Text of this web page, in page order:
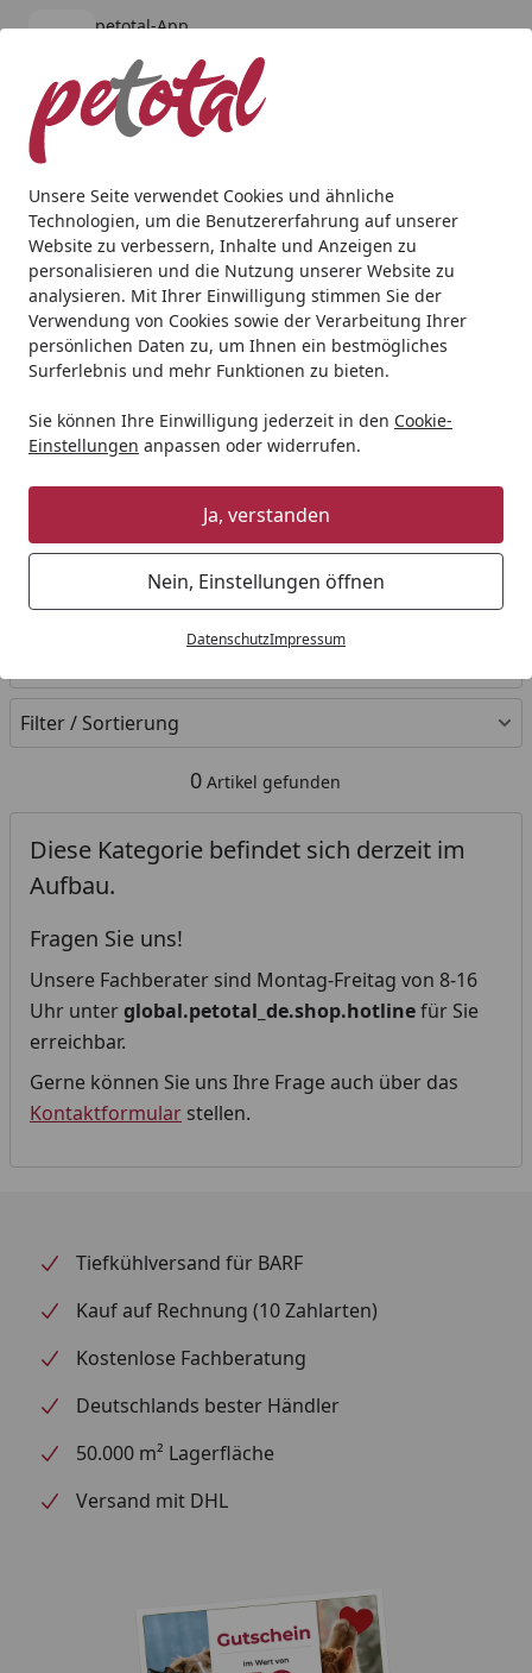
Unsere Seite verwendet Cookies und ähnliche
Technologien, um die Benutzererfahrung auf unserer
Website zu verbessern, Inhalte und Anzeigen zu
personalisieren und die Nutzung unserer Website zu
analysieren. Mit Ihrer Einwilligung stimmen Sie der
Verwendung von Cookies sowie der Verarbeitung Ihrer
persönlichen Daten zu, um Ihnen ein bestmögliches
Surferlebnis und mehr Funktionen zu bieten.
Sie können Ihre Einwilligung jederzeit in den Cookie-
Einstellungen anpassen oder widerrufen.
Ja, verstanden
Nein, Einstellungen öffnen
DatenschutzImpressum
petotal-App
kostenlos - Im App Store
Alle Produkte
Mein Konto
Suchen
Crave
Startseite
Katzennassfutter Crave
Ihre Artikelübersicht
Filter / Sortierung
0 Artikel gefunden
Diese Kategorie befindet sich derzeit im
Aufbau.
Fragen Sie uns!
Unsere Fachberater sind Montag-Freitag von 8-16
Uhr unterglobal.petotal_de.shop.hotlinefür Sie
erreichbar.
Gerne können Sie uns Ihre Frage auch über das
Kontaktformular stellen.
Tiefkühlversand für BARF
Kauf auf Rechnung (10 Zahlarten)
Kostenlose Fachberatung
Deutschlands bester Händler
50.000 m² Lagerfläche
Versand mit DHL